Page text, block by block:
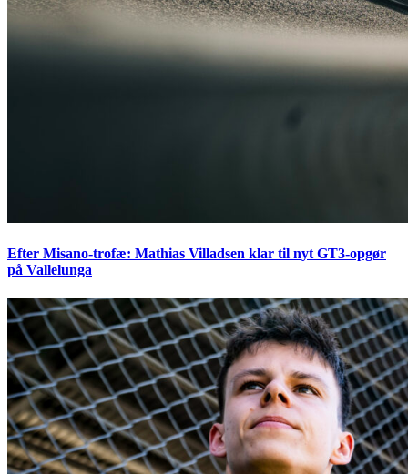
Efter Misano-trofæ: Mathias Villadsen klar til nyt GT3-opgør
på Vallelunga